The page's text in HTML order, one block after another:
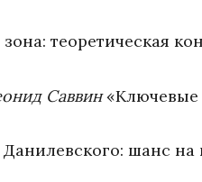
теоретическая
Саввин
шанс